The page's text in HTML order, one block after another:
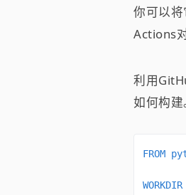
你可以
Actions
利用
如何构
FROM